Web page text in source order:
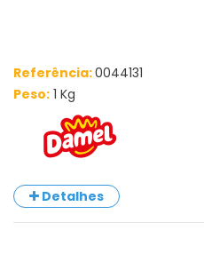
Referência:0044131
Peso: 1 Kg
Detalhes